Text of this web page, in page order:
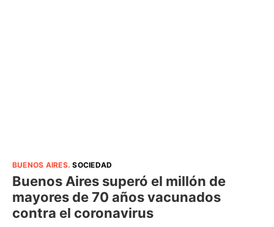
BUENOS AIRES.SOCIEDAD
Buenos Aires superó el millón de
mayores de 70 años vacunados
contra el coronavirus